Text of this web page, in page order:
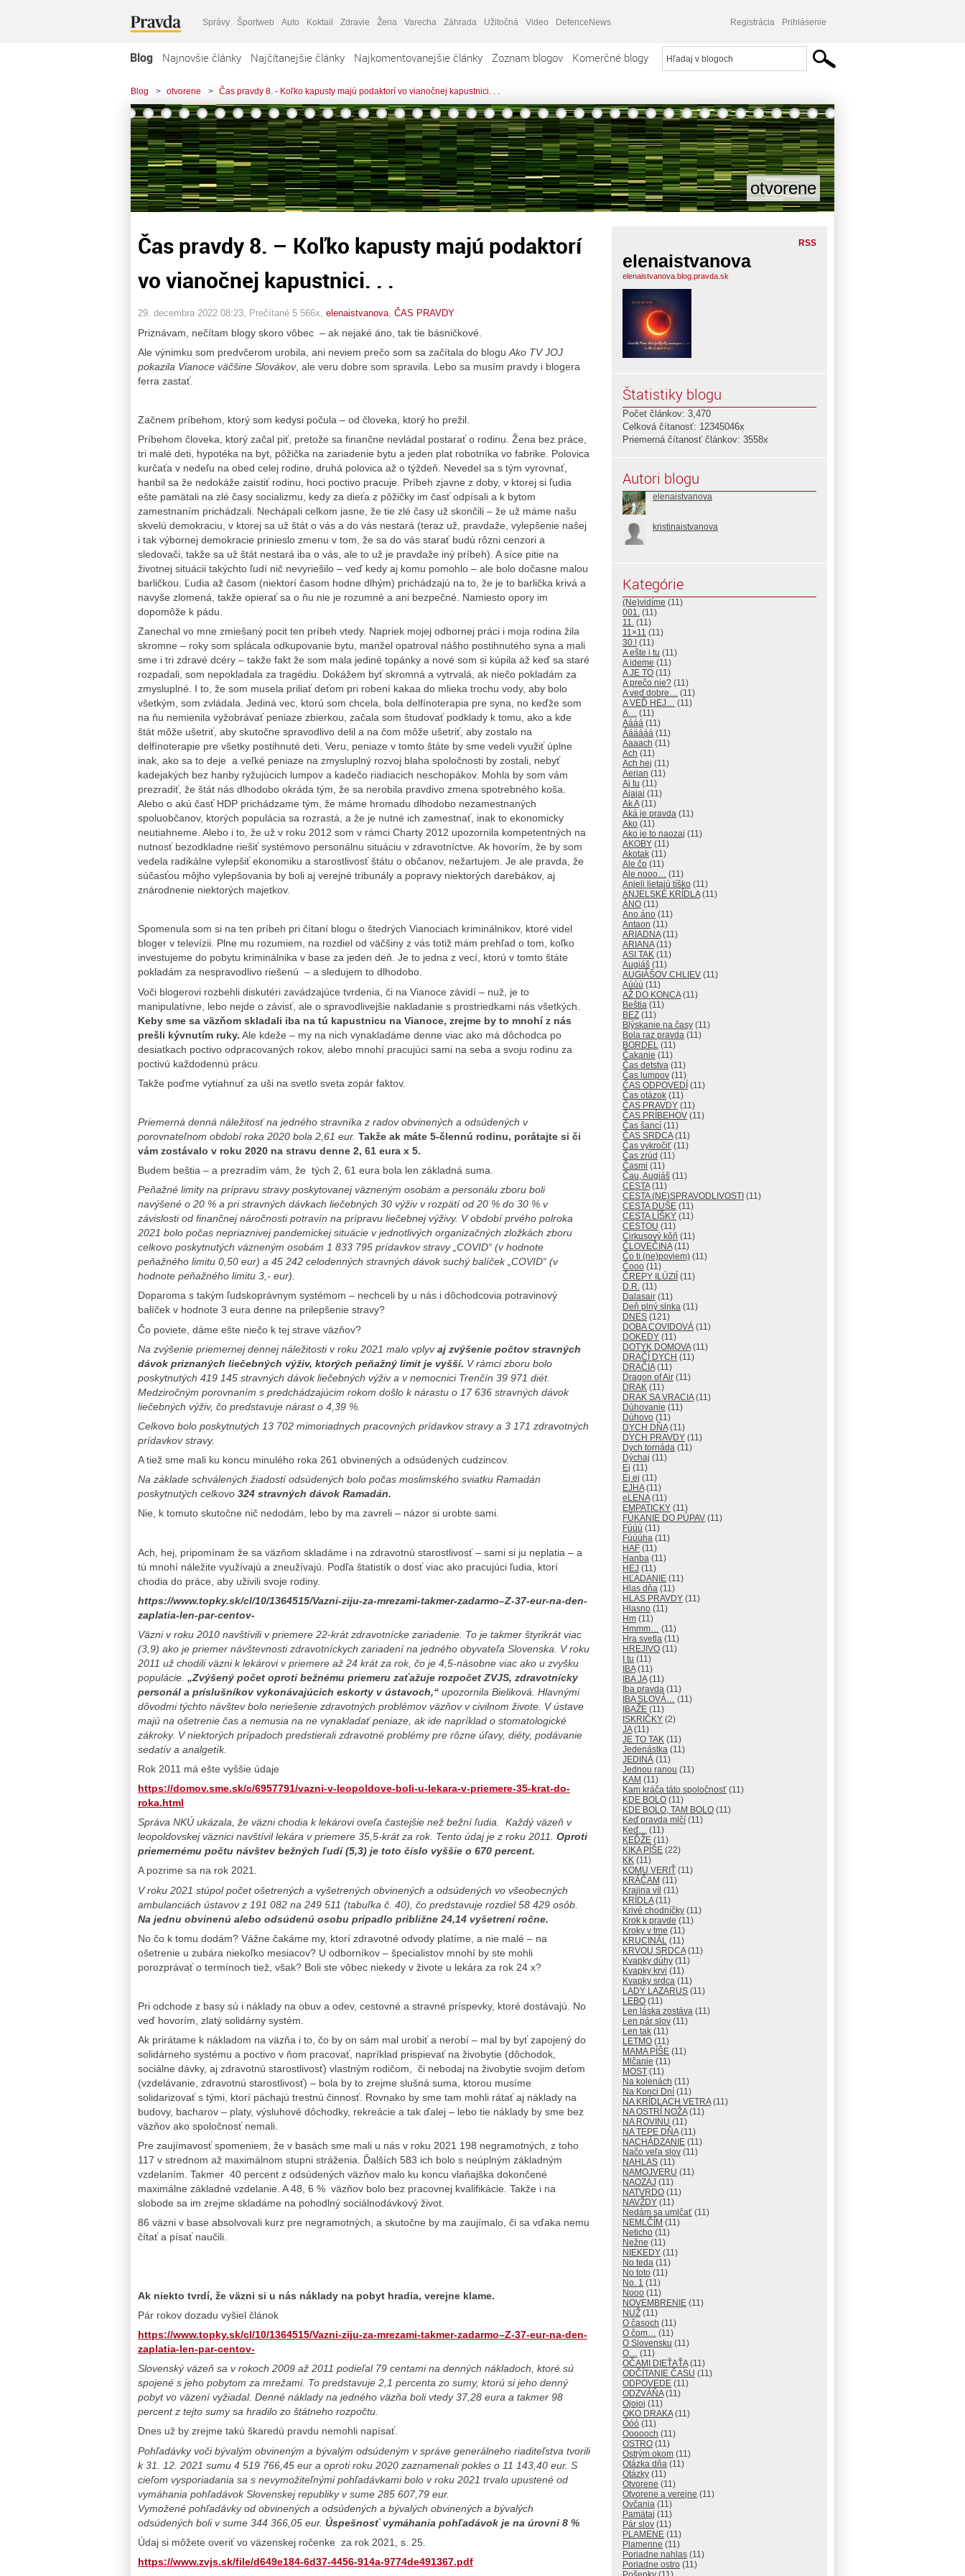
Správy Športweb Auto Koktail Zdravie Žena Varecha Záhrada Užitočná Video DefenceNews Registrácia Prihlásenie
Blog Najnovšie články Najčítanejšie články Najkomentovanejšie články Zoznam blogov Komerčné blogy
Blog > otvorene > Čas pravdy 8. - Koľko kapusty majú podaktorí vo vianočnej kapustnici. . .
otvorene
Čas pravdy 8. – Koľko kapusty majú podaktorí
vo vianočnej kapustnici. . .
29. decembra 2022 08:23 , Prečítané 5 566x, elenaistvanova ČAS PRAVDY
Priznávam, nečítam blogy skoro vôbec – ak nejaké áno, tak tie básničkové.
Ale výnimku som predvčerom urobila, ani neviem prečo som sa začítala do blogu Ako TV JOJ
pokazila Vianoce väčšine Slovákov, ale veru dobre som spravila. Lebo sa musím pravdy i blogera
ferra zastať.
Začnem príbehom, ktorý som kedysi počula – od človeka, ktorý ho prežil.
Príbehom človeka, ktorý začal piť, pretože sa finančne nevládal postarať o rodinu. Žena bez práce,
tri malé deti, hypotéka na byt, pôžička na zariadenie bytu a jeden plat robotníka vo fabrike. Polovica
kurčaťa v nedeľu na obed celej rodine, druhá polovica až o týždeň. Nevedel sa s tým vyrovnať,
hanbil sa že nedokáže zaistiť rodinu, hoci poctivo pracuje. Príbeh zjavne z doby, v ktorej si ľudia
ešte pamätali na zlé časy socializmu, kedy za dieťa z pôžičky im časť odpísali a k bytom
zamestnaním prichádzali. Nechápali celkom jasne, že tie zlé časy už skončili – že už máme našu
skvelú demokraciu, v ktorej sa už štát o vás a do vás nestará (teraz už, pravdaže, vylepšenie našej
i tak výbornej demokracie prinieslo zmenu v tom, že sa do vás starať budú rôzni cenzori a
sledovači, takže sa už štát nestará iba o vás, ale to už je pravdaže iný príbeh). A síce pitie na
životnej situácii takýchto ľudí nič nevyriešilo – veď kedy aj komu pomohlo – ale bolo dočasne malou
barličkou. Ľudia až časom (niektorí časom hodne dlhým) prichádzajú na to, že je to barlička krivá a
navyše zlomená, takže opierať sa o ňu nie je rozumné a ani bezpečné. Namiesto opory im
dopomôže k pádu.
Zanechal vo mne zmiešaný pocit ten príbeh vtedy. Napriek mojej odbornej práci i moja rodina žila
skromne – roky som splácala odkupovanie bytu, manžel opatroval nášho postihnutého syna a mali
sme i tri zdravé dcéry – takže fakt že som mala jediné topánky a nové som si kúpila až keď sa staré
rozpadali, som nepokladala za tragédiu. Dokážem byť skromná a vytrvalá, ak niečo pokladám za
zmysluplné. I to, že som musela priliať deťom pri robení kakaa do mlieka trochu vody, aby bolo
všetkým, som zvládala. Jediná vec, ktorú som chcela, bola delfínoterapia pre syna, no keďže som
na ňu nemienila vyžobrávať peniaze zbierkou, začala som študovať podklady k tomu, ako a kde
štát môže ušetriť, aby skutočne spravodlivo delil a na čom môže ušetriť, aby zostalo na
delfínoterapie pre všetky postihnuté deti. Veru, peniaze v tomto štáte by sme vedeli využiť úplne
inak, ako sa to deje a veľké peniaze na zmysluplný rozvoj blaha spoločnosti by zostali, nebyť
kadejakých bez hanby ryžujúcich lumpov a kadečo riadiacich neschopákov. Mohla by som vám
prezradiť, že štát nás dlhodobo okráda tým, že sa nerobila pravdivo zmena spotrebného koša.
Alebo o akú časť HDP prichádzame tým, že máme hromadu dlhodobo nezamestnaných
spoluobčanov, ktorých populácia sa rozrastá, a že je nutné ich zamestnať, inak to ekonomicky
neutiahneme. Alebo i to, že už v roku 2012 som v rámci Charty 2012 upozornila kompetentných na
nutnosť bezodkladne riešiť systémovo personálnu situáciu v zdravotníctve. Ak hovorím, že by som
vedela radikálne vylepšiť ekonomiku a starostlivosť štátu o občanov, nežartujem. Je ale pravda, že
súčasťou môjho vylepšovania by boli aj verejné tribunály a popravy niektorých darebákov, aj
znárodnenie niektorých majetkov.
Spomenula som si na ten príbeh pri čítaní blogu o štedrých Vianociach kriminálnikov, ktoré videl
bloger v televízii. Plne mu rozumiem, na rozdiel od väčšiny z vás totiž mám prehľad o tom, koľko
investujeme do pobytu kriminálnika v base za jeden deň. Je to jedna z vecí, ktorú v tomto štáte
pokladám za nespravodlivo riešenú – a sledujem to dlhodobo.
Voči blogerovi rozbehli diskutéri zavádzajúce tvrdenia, či na Vianoce závidí – nuž, je to
manipulatívne, lebo nejde o závisť, ale o spravodlivejšie nakladanie s prostriedkami nás všetkých.
Keby sme sa väzňom skladali iba na tú kapustnicu na Vianoce, zrejme by to mnohí z nás
prešli kývnutím ruky. Ale kdeže – my na nich vynakladáme denne viac ako má dôchodca po
desiatkach poctivo odpracovaných rokov, alebo mnohí pracujúci sami na seba a svoju rodinu za
poctivú každodennú prácu.
Takže poďme vytiahnuť za uši na svetlo sveta zopár faktov.
Priemerná denná náležitosť na jedného stravníka z radov obvinených a odsúdených v
porovnateľnom období roka 2020 bola 2,61 eur. Takže ak máte 5-člennú rodinu, porátajte si či
vám zostávalo v roku 2020 na stravu denne 2, 61 eura x 5.
Budem beštia – a prezradím vám, že tých 2, 61 eura bola len základná suma.
Peňažné limity na prípravu stravy poskytovanej väzneným osobám a personálu zboru boli
navýšené o 20 % a pri stravných dávkach liečebných 30 výživ v rozpätí od 20 % do 30 % v
závislosti od finančnej náročnosti potravín na prípravu liečebnej výživy. V období prvého polroka
2021 bolo počas nepriaznivej pandemickej situácie v jednotlivých organizačných zložkách zboru
celkovo poskytnutých väzneným osobám 1 833 795 prídavkov stravy „COVID“ (v hodnote
peňažného limitu 0,50 eur) a 45 242 celodenných stravných dávok suchý balíček „COVID“ (v
hodnote peňažného limitu 3,- eur).
Doparoma s takým ľudskoprávnym systémom – nechceli by u nás i dôchodcovia potravinový
balíček v hodnote 3 eura denne na prilepšenie stravy?
Čo poviete, dáme ešte niečo k tej strave väzňov?
Na zvýšenie priemernej dennej náležitosti v roku 2021 malo vplyvaj zvýšenie počtov stravných
dávok priznaných liečebných výživ, ktorých peňažný limit je vyšší. V rámci zboru bolo
poskytnutých 419 145 stravných dávok liečebných výživ a v nemocnici Trenčín 39 971 diét.
Medziročným porovnaním s predchádzajúcim rokom došlo k nárastu o 17 636 stravných dávok
liečebných výživ, čo predstavuje nárast o 4,39 %.
Celkovo bolo poskytnutých 13 702 mimoriadnych pracovných prídavkov stravy a 3 171 zdravotných
prídavkov stravy.
A tiež sme mali ku koncu minulého roka 261 obvinených a odsúdených cudzincov.
Na základe schválených žiadostí odsúdených bolo počas moslimského sviatku Ramadán
poskytnutých celkovo 324 stravných dávok Ramadán.
Nie, k tomuto skutočne nič nedodám, lebo by ma zavreli – názor si urobte sami.
Ach, hej, pripomínam že sa väzňom skladáme i na zdravotnú starostlivosť – sami si ju neplatia – a
tú mnohí náležite využívajú a zneužívajú. Podľa štatistík o dosť viac ako pracujúci ľudia, ktorí
chodia do práce, aby uživili svoje rodiny.
https://www.topky.sk/cl/10/1364515/Vazni-ziju-za-mrezami-takmer-zadarmo–Z-37-eur-na-den-
zaplatia-len-par-centov-
Väzni v roku 2010 navštívili v priemere 22-krát zdravotnícke zariadenie. To je takmer štyrikrát viac
(3,9) ako je priemer návštevnosti zdravotníckych zariadení na jedného obyvateľa Slovenska. V roku
2011 už chodili väzni k lekárovi v priemere až 24 krát za rok, čo je 4,5-násobne viac ako u zvyšku
populácie. „Zvýšený počet oproti bežnému priemeru zaťažuje rozpočet ZVJS, zdravotnícky
personál a príslušníkov vykonávajúcich eskorty v ústavoch,“ upozornila Bieliková. Hlavnými
dôvodmi týchto návštev bolo neriešenie zdravotných problémov väzňov v civilnom živote. V ústave
majú na ošetrenie čas a nemusia na ne vynakladať peniaze, ak ide napríklad o stomatologické
zákroky. V niektorých prípadoch predstierali zdravotné problémy pre rôzne úľavy, diéty, podávanie
sedatív a analgetík.
Rok 2011 má ešte vyššie údaje
https://domov.sme.sk/c/6957791/vazni-v-leopoldove-boli-u-lekara-v-priemere-35-krat-do-
roka.html
Správa NKÚ ukázala, že väzni chodia k lekárovi oveľa častejšie než bežní ľudia. Každý väzeň v
leopoldovskej väznici navštívil lekára v priemere 35,5­-krát za rok. Tento údaj je z roku 2011. Oproti
priemernému počtu návštev bežných ľudí (5,3) je toto číslo vyššie o 670 percent.
A pozrime sa na rok 2021.
V roku 2021 stúpol počet ošetrených a vyšetrených obvinených a odsúdených vo všeobecných
ambulanciách ústavov z 191 082 na 249 511 (tabuľka č. 40), čo predstavuje rozdiel 58 429 osôb.
Na jednu obvinenú alebo odsúdenú osobu pripadlo približne 24,14 vyšetrení ročne.
No čo k tomu dodám? Vážne čakáme my, ktorí zdravotné odvody platíme, a nie malé – na
ošetrenie u zubára niekoľko mesiacov? U odborníkov – špecialistov mnohí by ste mohli
porozprávať o termínoch tiež, však? Boli ste vôbec niekedy v živote u lekára za rok 24 x?
Pri odchode z basy sú i náklady na obuv a odev, cestovné a stravné príspevky, ktoré dostávajú. No
veď hovorím, zlatý solidárny systém.
Ak prirátame k nákladom na väzňa i to, čo by on sám mal urobiť a nerobí – mal by byť zapojený do
solidárneho systému a poctivo v ňom pracovať, napríklad prispievať na živobytie (dôchodok,
sociálne dávky, aj zdravotnú starostlivosť) vlastným rodičom, či nebodaj na živobytie svojim deťom
(vzdelávanie, zdravotnú starostlivosť) – bola by to zrejme slušná suma, ktorou musíme
solidarizovať s tými, ktorí páchajú trestnú činnosť. Rovnako by sme tam mohli rátať aj náklady na
budovy, bacharov – platy, výsluhové dôchodky, rekreácie a tak ďalej – lebo tie náklady by sme bez
väzňov ako spoločnosť nemali.
Pre zaujímavosť spomeniem, že v basách sme mali u nás v roku 2021 198 negramotných, z toho
117 v strednom až maximálnom stupni stráženia. Ďalších 583 ich bolo s neúplným základným
vzdelaním. Takmer 40 percent z odsúdených väzňov malo ku koncu vlaňajška dokončené
maximálne základné vzdelanie. A 48, 6 % väzňov bolo bez pracovnej kvalifikácie. Takže i na
slobode sa im zrejme skladáme na pohodlný sociálnodávkový život.
86 väzni v base absolvovali kurz pre negramotných, a skutočne by ma zaujímalo, či sa vďaka nemu
čítať a písať naučili.
Ak niekto tvrdí, že väzni si u nás náklady na pobyt hradia, verejne klame.
Pár rokov dozadu vyšiel článok
https://www.topky.sk/cl/10/1364515/Vazni-ziju-za-mrezami-takmer-zadarmo–Z-37-eur-na-den-
zaplatia-len-par-centov-
Slovenský väzeň sa v rokoch 2009 až 2011 podieľal 79 centami na denných nákladoch, ktoré sú
spojené s jeho pobytom za mrežami. To predstavuje 2,1 percenta zo sumy, ktorú si jeho denný
pobyt vo väzení vyžiadal. Denné náklady na jedného väzňa boli vtedy 37,28 eura a takmer 98
percent z tejto sumy sa hradilo zo štátneho rozpočtu.
Dnes už by zrejme takú škaredú pravdu nemohli napísať.
Pohľadávky voči bývalým obvineným a bývalým odsúdeným v správe generálneho riaditeľstva tvorili
k 31. 12. 2021 sumu 4 519 766,45 eur a oproti roku 2020 zaznamenali pokles o 11 143,40 eur. S
cieľom vysporiadania sa s nevymožiteľnými pohľadávkami bolo v roku 2021 trvalo upustené od
vymáhania pohľadávok Slovenskej republiky v sume 285 607,79 eur.
Vymožené pohľadávky od obvinených a odsúdených a bývalých obvinených a bývalých
odsúdených boli v sume 344 366,05 eur. Úspešnosť vymáhania pohľadávok je na úrovni 8 %
Údaj si môžete overiť vo väzenskej ročenke za rok 2021, s. 25.
https://www.zvjs.sk/file/d649e184-6d37-4456-914a-9774de491367.pdf
RSS
elenaistvanova
elenaistvanova.blog.pravda.sk
Štatistiky blogu
Počet článkov: 3,470
Celková čítanosť: 12345046x
Priemerná čítanosť článkov: 3558x
Autori blogu
elenaistvanova
kristinaistvanova
Kategórie
(Ne)vidíme (11)
001. (11)
11. (11)
11×11 (11)
30.! (11)
A ešte i tu (11)
A ideme (11)
A JE TO (11)
A prečo nie? (11)
A veď dobre… (11)
A VEĎ HEJ… (11)
A… (11)
Aááá (11)
Áááááá (11)
Aaaach (11)
Ach (11)
Ach hej (11)
Aerian (11)
Aj tu (11)
Ajajaj (11)
Ak A(11)
Aká je pravda (11)
Ako (11)
Ako je to naozaj (11)
AKOBY (11)
Akotak (11)
Ale čo (11)
Ale nooo… (11)
Anjeli lietajú tíško (11)
ANJELSKÉ KRÍDLA(11)
ÁNO (11)
Ano áno (11)
Antaon (11)
ARIADNA(11)
ARIANA(11)
ASI TAK (11)
Augiáš (11)
AUGIÁŠOV CHLIEV (11)
Aúúú (11)
AŽ DO KONCA(11)
Beštia (11)
BEZ (11)
Blýskanie na časy (11)
Bola raz pravda (11)
BORDEL (11)
Čakanie (11)
Čas detstva (11)
Čas lumpov (11)
ČAS ODPOVEDÍ (11)
Čas otázok (11)
ČAS PRAVDY (11)
ČAS PRÍBEHOV (11)
Čas šancí (11)
ČAS SRDCA(11)
Čas vykročiť (11)
Čas zrúd (11)
Časmi (11)
Čau, Augiáš (11)
CESTA(11)
CESTA (NE)SPRAVODLIVOSTI (11)
CESTA DUŠE (11)
CESTA LÍŠKY (11)
CESTOU (11)
Cirkusový kôň (11)
ČLOVEČINA(11)
Čo ti (ne)poviem) (11)
Čooo (11)
ČREPY ILÚZIÍ
(11)
D.R. (11)
Dalasair (11)
Deň plný slnka (11)
DNES (121)
DOBA COVIDOVÁ (11)
DOKEDY (11)
DOTYK DOMOVA(11)
DRAČÍ DYCH (11)
DRAČIA(11)
Dragon of Air (11)
DRAK (11)
DRAK SA VRACIA(11)
Dúhovanie (11)
Dúhovo (11)
DYCH DŇA(11)
DYCH PRAVDY (11)
Dych tornáda (11)
Dýchaj (11)
Ej (11)
Ej ej (11)
EJHA(11)
eLENA(11)
EMPATICKY (11)
FÚKANIE DO PÚPAV (11)
Fúúú (11)
Fúúúha (11)
HAF (11)
Hanba (11)
HEJ (11)
HĽADANIE (11)
Hlas dňa (11)
HLAS PRAVDY (11)
Hlasno (11)
Hm (11)
Hmmm… (11)
Hra svetla (11)
HREJIVO (11)
I tu (11)
IBA(11)
IBA JA(11)
Iba pravda (11)
IBA SLOVÁ… (11)
IBAŽE (11)
ISKRIČKY (2)
JA(11)
JE TO TAK (11)
Jedenástka (11)
JEDINÁ (11)
Jednou ranou (11)
KAM (11)
Kam kráča táto spoločnosť (11)
KDE BOLO (11)
KDE BOLO, TAM BOLO (11)
Keď pravda mlčí (11)
Keď… (11)
KEĎŽE (11)
KIKA PÍŠE (22)
KK (11)
KOMU VERIŤ (11)
KRÁČAM (11)
Krajina víl (11)
KRÍDLA(11)
Krivé chodníčky (11)
Krok k pravde (11)
Kroky v tme (11)
KRUCINÁL (11)
KRVOU SRDCA(11)
Kvapky dúhy (11)
Kvapky krvi (11)
Kvapky srdca (11)
LADY LAZARUS (11)
LEBO (11)
Len láska zostáva (11)
Len pár slov (11)
Len tak (11)
LETMO (11)
MAMA PÍŠE (11)
Mlčanie (11)
MOST (11)
Na kolenách (11)
Na Konci Dní (11)
NA KRÍDLACH VETRA(11)
NA OSTRÍ NOŽA(11)
NA ROVINU (11)
NA TEPE DŇA(11)
NACHÁDZANIE (11)
Načo veľa slov (11)
NAHLAS (11)
NAMOJVERU (11)
NAOZAJ (11)
NATVRDO (11)
NAVŽDY (11)
Nedám sa umlčať (11)
NEMLČÍM (11)
Neticho (11)
Nežne (11)
NIEKEDY (11)
No teda (11)
No toto (11)
No. 1 (11)
Nooo (11)
NOVEMBRENIE (11)
NUŽ (11)
O časoch (11)
O čom… (11)
O Slovensku (11)
O… (11)
OČAMI DIEŤAŤA(11)
ODČÍTANIE ČASU (11)
ODPOVEDE (11)
ODZVÁŇA(11)
Ojojoj (11)
OKO DRAKA(11)
Óóó (11)
Oooooch (11)
OSTRO (11)
Ostrým okom (11)
Otázka dňa (11)
Otázky (11)
Otvorene (11)
Otvorene a verejne (11)
Ovčania (11)
Pamätaj (11)
Pár slov (11)
PLAMENE (11)
Plamenne (11)
Poriadne nahlas (11)
Poriadne ostro (11)